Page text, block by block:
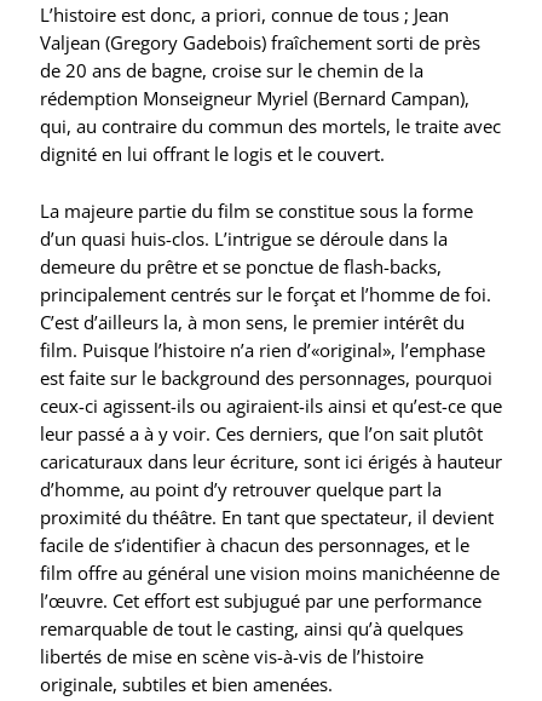
L’histoire est donc, a priori, connue de tous ; Jean
Valjean (Gregory Gadebois) fraîchement sorti de près
de 20 ans de bagne, croise sur le chemin de la
rédemption Monseigneur Myriel (Bernard Campan),
qui, au contraire du commun des mortels, le traite avec
dignité en lui offrant le logis et le couvert.
La majeure partie du film se constitue sous la forme
d’un quasi huis-clos. L’intrigue se déroule dans la
demeure du prêtre et se ponctue de flash-backs,
principalement centrés sur le forçat et l’homme de foi.
C’est d’ailleurs la, à mon sens, le premier intérêt du
film. Puisque l’histoire n’a rien d’«original», l’emphase
est faite sur le background des personnages, pourquoi
ceux-ci agissent-ils ou agiraient-ils ainsi et qu’est-ce que
leur passé a à y voir. Ces derniers, que l’on sait plutôt
caricaturaux dans leur écriture, sont ici érigés à hauteur
d’homme, au point d’y retrouver quelque part la
proximité du théâtre. En tant que spectateur, il devient
facile de s’identifier à chacun des personnages, et le
film offre au général une vision moins manichéenne de
l’œuvre. Cet effort est subjugué par une performance
remarquable de tout le casting, ainsi qu’à quelques
libertés de mise en scène vis-à-vis de l’histoire
originale, subtiles et bien amenées.